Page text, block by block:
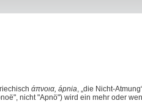
άπνοια, ápnia, „die Nicht-
nicht "Apnö") wird ein mehr oder